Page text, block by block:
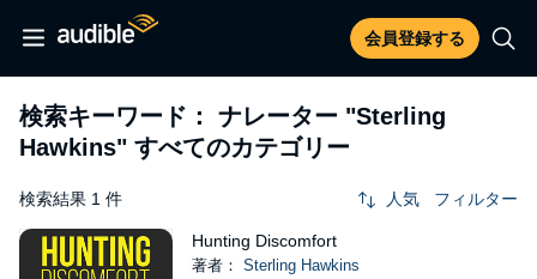
会員登録する
検索キーワード： ナレーター "Sterling
Hawkins" すべてのカテゴリー
検索結果 1 件 人気 フィルター
Hunting Discomfort
著者： Sterling Hawkins